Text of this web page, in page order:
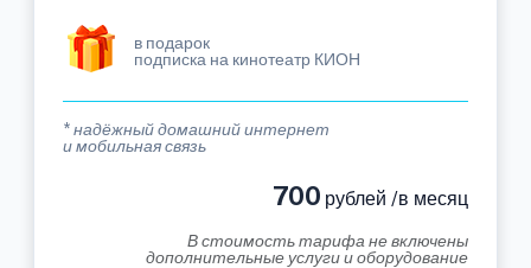
в подарок
подписка на кинотеатр КИОН
* надёжный домашний интернет
и мобильная связь
700 рублей /в месяц
В стоимость тарифа не включены
дополнительные услуги и оборудование